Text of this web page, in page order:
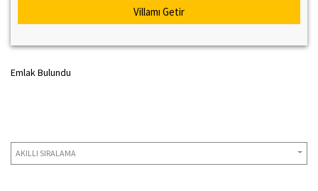
Villamı Getir
Emlak Bulundu
AKILLI SIRALAMA